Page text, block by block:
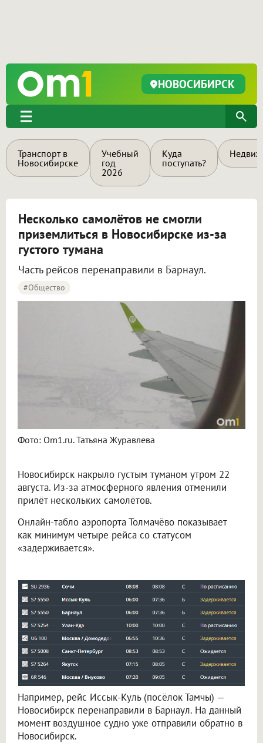
НОВОСИБИРСК
Транспорт в
Новосибирске
Учебный
год
2026
Куда
поступать?
Несколько самолётов не смогли
приземлиться в Новосибирске из-за
густого тумана
Часть рейсов перенаправили в Барнаул.
#Общество
Фото: Om1.ru. Татьяна Журавлева
Новосибирск накрыло густым туманом утром 22
августа. Из-за атмосферного явления отменили
прилёт нескольких самолётов.
Онлайн-табло аэропорта Толмачёво показывает
как минимум четыре рейса со статусом
«задерживается».
Например, рейс Иссык-Куль (посёлок Тамчы) —
Новосибирск перенаправили в Барнаул. На данный
момент воздушное судно уже отправили обратно в
Новосибирск.